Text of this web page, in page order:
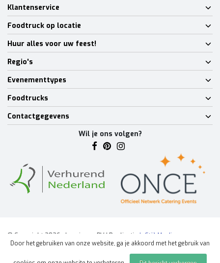
Klantenservice
Foodtruck op locatie
Huur alles voor uw feest!
Regio's
Evenementtypes
Foodtrucks
Contactgegevens
Wil je ons volgen?
© Copyright 2026 - Lumineux BV | Realisatie
InStijl Media
Algemene voorwaarden|Disclaimer|Privacy Policy|Sitemap |
Door het gebruiken van onze website, ga je akkoord met het gebruik van